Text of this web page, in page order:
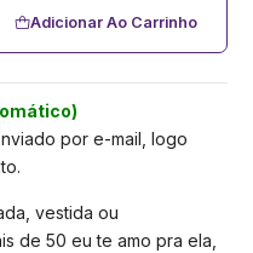
Adicionar Ao Carrinho
por e-mail, logo
vestida ou
de 50 eu te amo pra ela,